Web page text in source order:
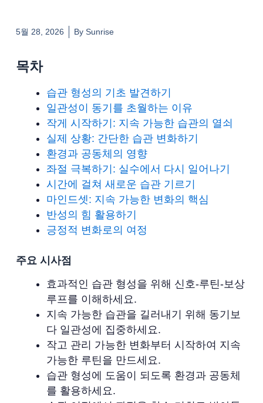
5월 28, 2026 BySunrise
목차
습관 형성의 기초 발견하기
일관성이 동기를 초월하는 이유
작게 시작하기: 지속 가능한 습관의 열쇠
실제 상황: 간단한 습관 변화하기
환경과 공동체의 영향
좌절 극복하기: 실수에서 다시 일어나기
시간에 걸쳐 새로운 습관 기르기
마인드셋: 지속 가능한 변화의 핵심
반성의 힘 활용하기
긍정적 변화로의 여정
주요 시사점
효과적인 습관 형성을 위해 신호-루틴-보상
루프를 이해하세요.
지속 가능한 습관을 길러내기 위해 동기보
다 일관성에 집중하세요.
작고 관리 가능한 변화부터 시작하여 지속
가능한 루틴을 만드세요.
습관 형성에 도움이 되도록 환경과 공동체
를 활용하세요.